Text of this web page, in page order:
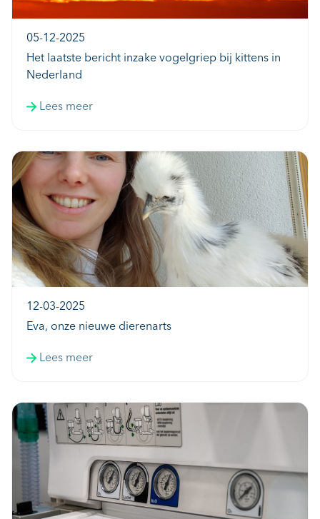
05-12-2025
Het laatste bericht inzake vogelgriep bij kittens in
Nederland
Lees meer
12-03-2025
Eva, onze nieuwe dierenarts
Lees meer